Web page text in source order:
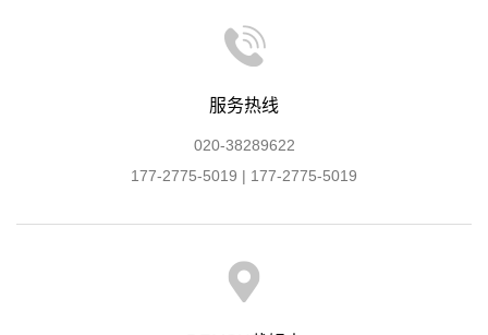
服务热线
020-38289622
177-2775-5019 | 177-2775-5019